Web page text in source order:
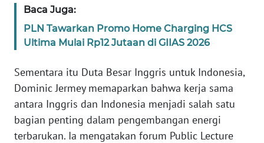
Baca Juga:
PLN Tawarkan Promo Home Charging HCS
Ultima Mulai Rp12 Jutaan di GIIAS 2026
Sementara itu Duta Besar Inggris untuk Indonesia,
Dominic Jermey memaparkan bahwa kerja sama
antara Inggris dan Indonesia menjadi salah satu
bagian penting dalam pengembangan energi
terbarukan. Ia mengatakan forum Public Lecture
WN
SUMBAR
WN
BENGKULU